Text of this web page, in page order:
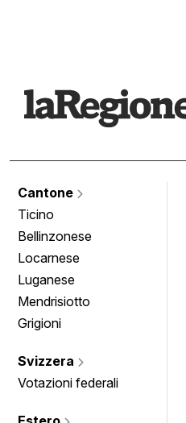
Cantone
Ticino
Bellinzonese
Locarnese
Luganese
Mendrisiotto
Grigioni
Svizzera
Votazioni federali